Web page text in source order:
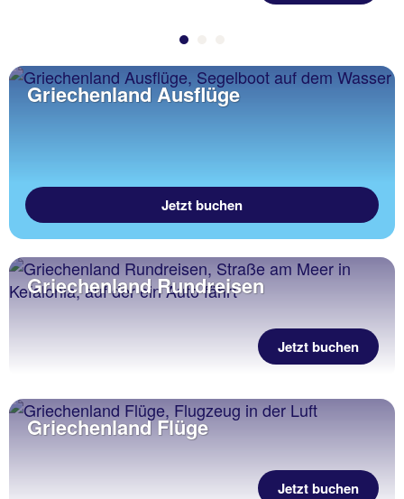
Griechenland Ausflüge
Jetzt buchen
Griechenland Rundreisen
Jetzt buchen
Griechenland Flüge
Jetzt buchen